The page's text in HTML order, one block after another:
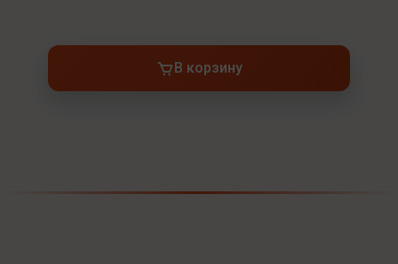
В корзину